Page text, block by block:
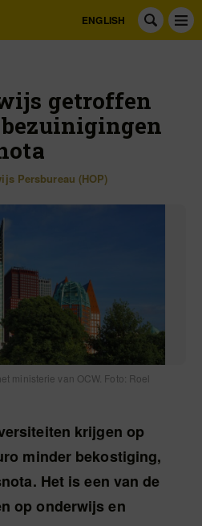
ENGLISH
getroffen
Persbureau (HOP)
ministerie van OCW. Foto: Roel
krijgen op
minder bekostiging,
Het is een van de
op onderwijs en